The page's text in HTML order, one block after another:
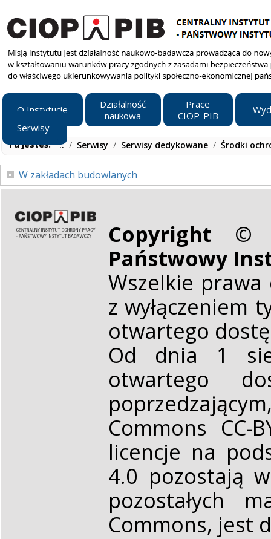
O Instytucie
Działalność
naukowa
Prace
CIOP-PIB
Serwisy
Tu jesteś: ../ Serwisy / Serwisy dedykowane / Środki
W zakładach budowlanych
Copyright ©
Państwowy
Wszelkie
z wyłączeniem
otwartego
Od dnia 1
otwartego
Commons CC-
licencje na
4.0 pozostają
pozostałych
Commons, jest